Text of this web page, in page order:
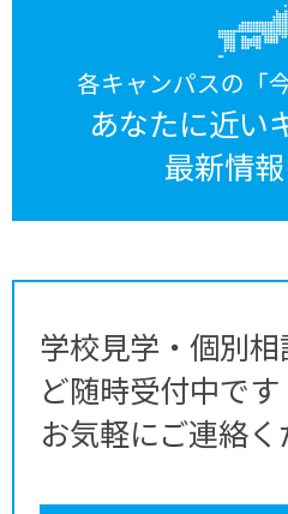
各キャンパスの「
あなたに近い
最新情
学校見学・個別
ど随時受付中です
お気軽にご連絡く